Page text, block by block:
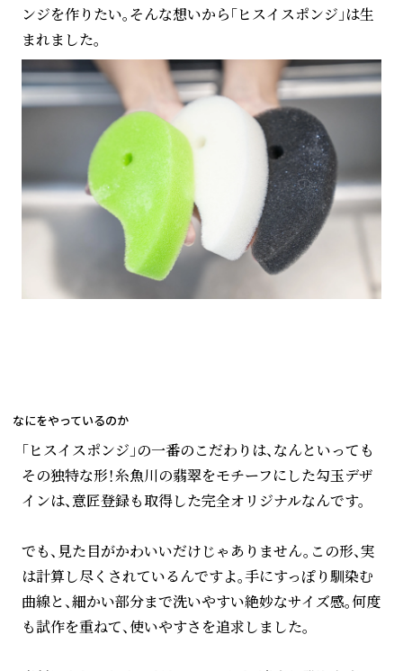
ンジを作りたい。そんな想いから「ヒスイスポンジ」は生
まれました。
なにをやっているのか
「ヒスイスポンジ」の一番のこだわりは、なんといっても
その独特な形！糸魚川の翡翠をモチーフにした勾玉デザ
インは、意匠登録も取得した完全オリジナルなんです。
でも、見た目がかわいいだけじゃありません。この形、実
は計算し尽くされているんですよ。手にすっぽり馴染む
曲線と、細かい部分まで洗いやすい絶妙なサイズ感。何度
も試作を重ねて、使いやすさを追求しました。